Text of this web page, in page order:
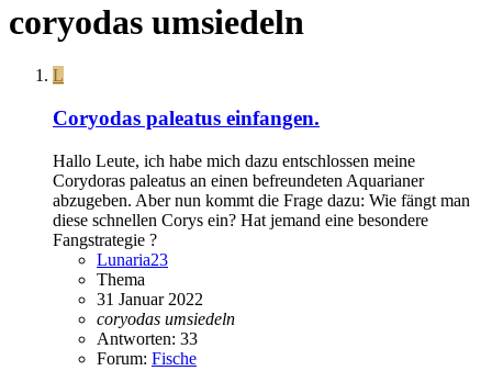
coryodas umsiedeln
L
Coryodas paleatus einfangen.
Hallo Leute, ich habe mich dazu entschlossen meine
Corydoras paleatus an einen befreundeten Aquarianer
abzugeben. Aber nun kommt die Frage dazu: Wie fängt man
diese schnellen Corys ein? Hat jemand eine besondere
Fangstrategie ?
Lunaria23
Thema
31 Januar 2022
coryodas umsiedeln
Antworten: 33
Forum: Fische